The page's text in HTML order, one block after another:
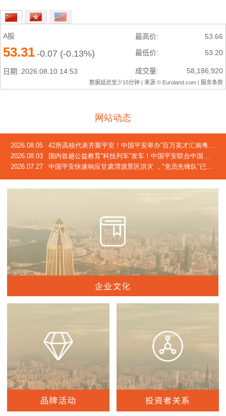
网站动态
2026.08.05
42所高校代表齐聚平安！中国平安举办“百万英才汇南粤”2026校企合作交流会
2026.08.03
国内首趟公益教育“科技列车”发车！中国平安联合中国青基会发起2026年“少年科技中国行”活动
2026.07.27
中国平安快速响应甘肃渭源景区洪灾 ，"党员先锋队"已奔赴灾区一线，完成首笔车险赔付